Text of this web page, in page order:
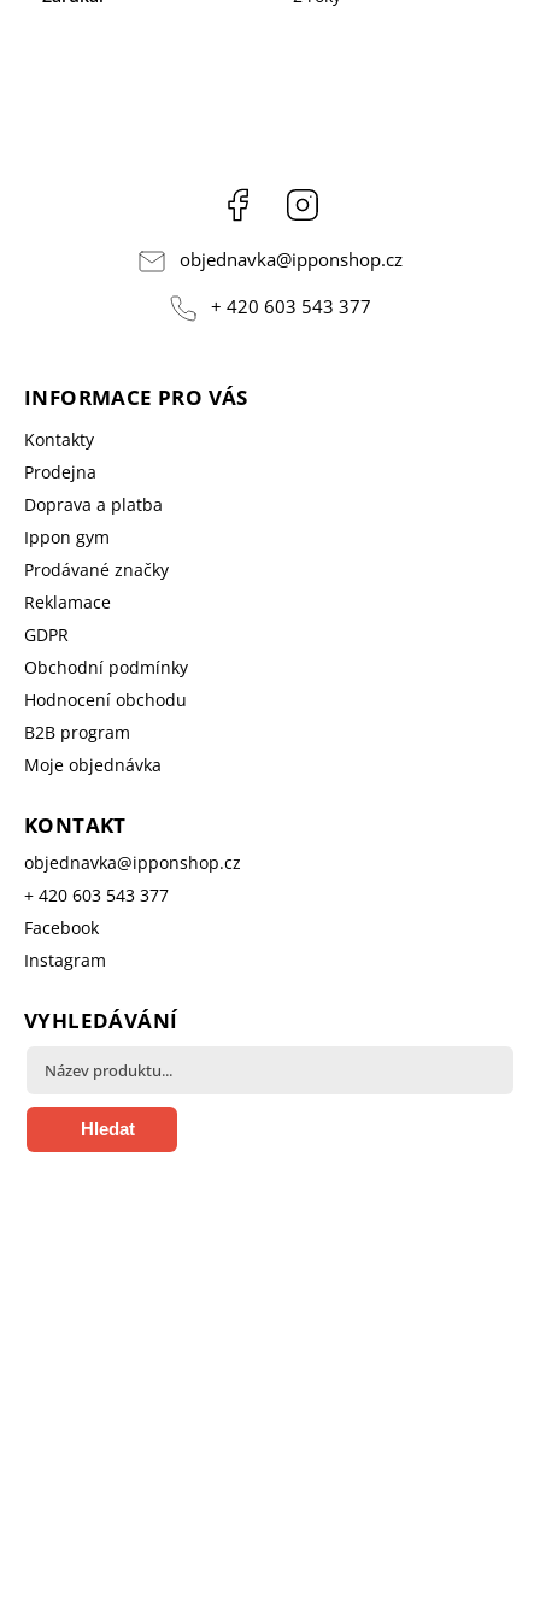
Facebook
objednavka@ipponshop.cz
+ 420 603 543 377
INFORMACE PRO VÁS
Kontakty
Prodejna
Doprava a platba
Ippon gym
Prodávané značky
Reklamace
GDPR
Obchodní podmínky
Hodnocení obchodu
B2B program
Moje objednávka
KONTAKT
objednavka@ipponshop.cz
+ 420 603 543 377
Facebook
Instagram
VYHLEDÁVÁNÍ
Hledat